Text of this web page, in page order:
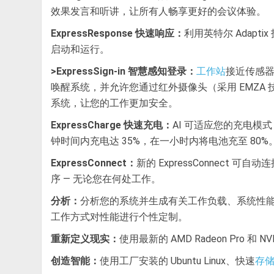
效果发言和听讲，让所有人畅享更好的会议体验。
ExpressResponse 快速响应：利用英特尔 Adaptix
启动和运行。
>ExpressSign-in 智慧感知登录： 工作站接近传感
唤醒系统，并允许您通过红外摄像头（采用 EMZA
系统，让您的工作更加安全。
ExpressCharge 快速充电：AI 可适应您的充电模
钟时间内充电达 35%，在一小时内将电池充至 80%
ExpressConnect： 新的 ExpressConnect 可自动
序 — 无论您在何处工作。
分析：分析您的系统并生成有关工作负载、系统性
工作方式对性能进行个性定制。
重新定义现实：使用最新的 AMD Radeon Pro 和
创造智能：使用工厂安装的 Ubuntu Linux、快速存